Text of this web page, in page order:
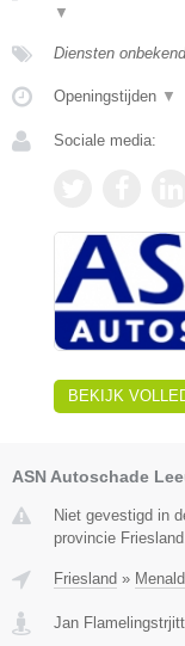
▼
Diensten onbekend
Openingstijden ▼
Sociale media:
BEKIJK
ASN Autoschade
Niet gevestigd in
provincie
Friesland »
Jan